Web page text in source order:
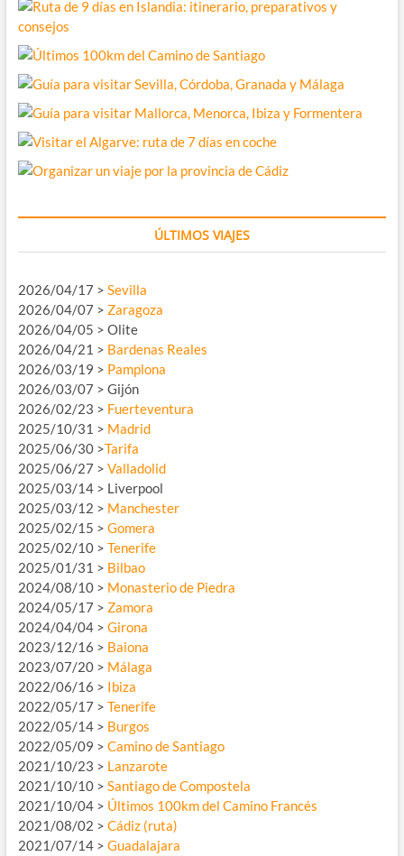
ÚLTIMOS VIAJES
2026/04/17 > Sevilla
2026/04/07 > Zaragoza
2026/04/05 > Olite
2026/04/21 > Bardenas Reales
2026/03/19 > Pamplona
2026/03/07 > Gijón
2026/02/23 > Fuerteventura
2025/10/31 > Madrid
2025/06/30 >Tarifa
2025/06/27 > Valladolid
2025/03/14 > Liverpool
2025/03/12 > Manchester
2025/02/15 > Gomera
2025/02/10 > Tenerife
2025/01/31 > Bilbao
2024/08/10 > Monasterio de Piedra
2024/05/17 > Zamora
2024/04/04 > Girona
2023/12/16 > Baiona
2023/07/20 > Málaga
2022/06/16 > Ibiza
2022/05/17 > Tenerife
2022/05/14 > Burgos
2022/05/09 > Camino de Santiago
2021/10/23 > Lanzarote
2021/10/10 > Santiago de Compostela
2021/10/04 > Últimos 100km del Camino Francés
2021/08/02 > Cádiz (ruta)
2021/07/14 > Guadalajara